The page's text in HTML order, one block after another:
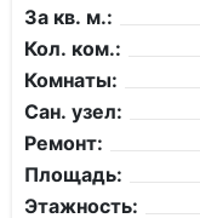
За кв. м.:
Кол. ком.:
Комнаты:
Сан. узел:
Ремонт:
Площадь:
Этажность: